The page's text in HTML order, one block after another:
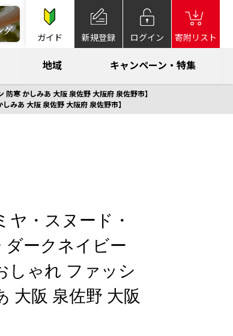
ガイド 新規登録 ログイン 寄附リスト
地域 キャンペーン・特集
寒 かしみあ 大阪 泉佐野 大阪府 泉佐野市】
みあ 大阪 泉佐野 大阪府 泉佐野市】
ヤ・スヌード・
ークネイビー
しゃれ ファッシ
大阪 泉佐野 大阪